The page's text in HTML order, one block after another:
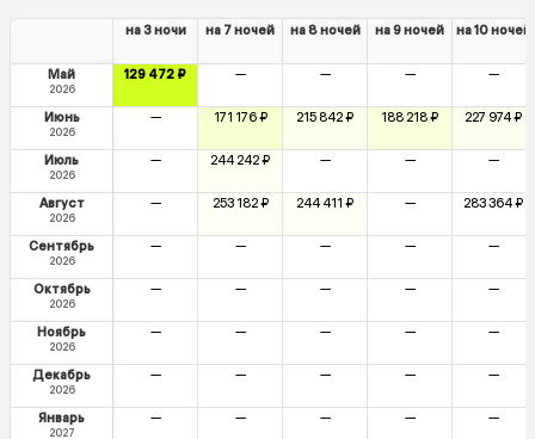
на 3 ночи на 7 ночей на 8 ночей на 9 ночей на 10 ночей
Май
2026
129 472 ₽ — — — —
Июнь
2026
— 171 176 ₽ 215 842 ₽ 188 218 ₽ 227 974 ₽
Июль
2026
— 244 242 ₽ — — —
Август
2026
— 253 182 ₽ 244 411 ₽ — 283 364 ₽
Сентябрь
2026
— — — — —
Октябрь
2026
— — — — —
Ноябрь
2026
— — — — —
Декабрь
2026
— — — — —
Январь
2027
— — — — —